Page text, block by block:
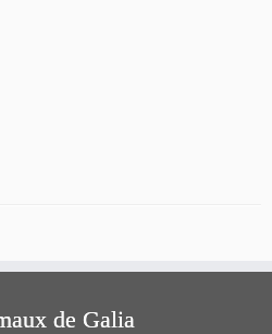
de Galia